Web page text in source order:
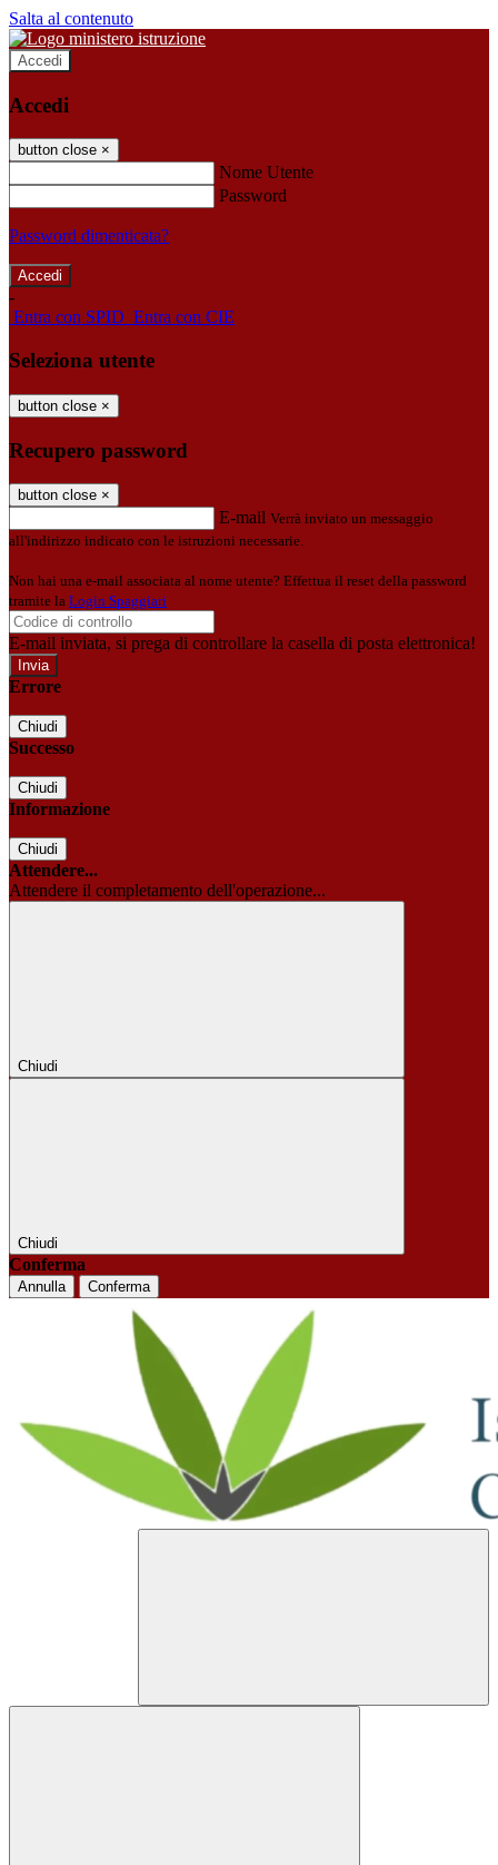
Salta al contenuto
Accedi
Accedi
button close ×
Nome Utente
Password
Password dimenticata?
-
Entra con SPID Entra con CIE
Seleziona utente
button close ×
Recupero password
button close ×
E-mail Verrà inviato un messaggio
all'indirizzo indicato con le istruzioni necessarie.
Non hai una e-mail associata al nome utente? Effettua il reset della password
tramite la Login Spaggiari
E-mail inviata, si prega di controllare la casella di posta elettronica!
Errore
Chiudi
Successo
Chiudi
Informazione
Chiudi
Attendere...
Attendere il completamento dell'operazione...
Chiudi
Chiudi
Conferma
Annulla Conferma